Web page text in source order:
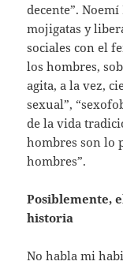
decente”.
mojigatas y
sociales con el
los hombres,
agita, a la vez,
sexual”,
de la vida
hombres son lo
hombres”.
Posiblemente,
historia
No habla mi